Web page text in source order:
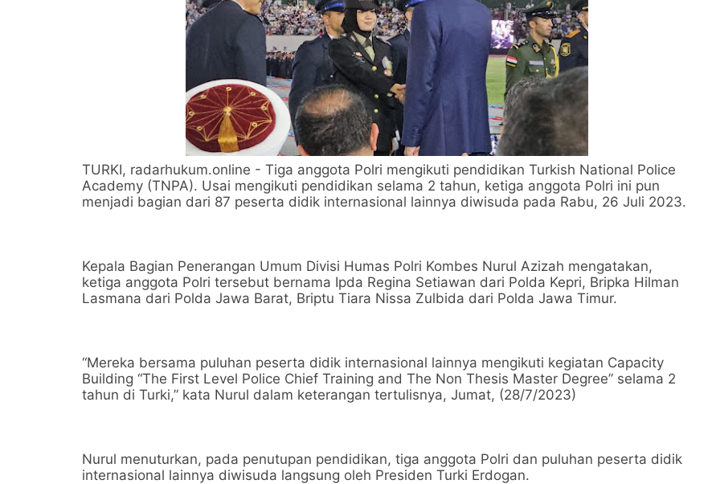
TURKI, radarhukum.online - Tiga anggota Polri mengikuti pendidikan Turkish National Police
Academy (TNPA). Usai mengikuti pendidikan selama 2 tahun, ketiga anggota Polri ini pun
menjadi bagian dari 87 peserta didik internasional lainnya diwisuda pada Rabu, 26 Juli 2023.
Kepala Bagian Penerangan Umum Divisi Humas Polri Kombes Nurul Azizah mengatakan,
ketiga anggota Polri tersebut bernama Ipda Regina Setiawan dari Polda Kepri, Bripka Hilman
Lasmana dari Polda Jawa Barat, Briptu Tiara Nissa Zulbida dari Polda Jawa Timur.
“Mereka bersama puluhan peserta didik internasional lainnya mengikuti kegiatan Capacity
Building “The First Level Police Chief Training and The Non Thesis Master Degree” selama 2
tahun di Turki,” kata Nurul dalam keterangan tertulisnya, Jumat, (28/7/2023)
Nurul menuturkan, pada penutupan pendidikan, tiga anggota Polri dan puluhan peserta didik
internasional lainnya diwisuda langsung oleh Presiden Turki Erdogan.